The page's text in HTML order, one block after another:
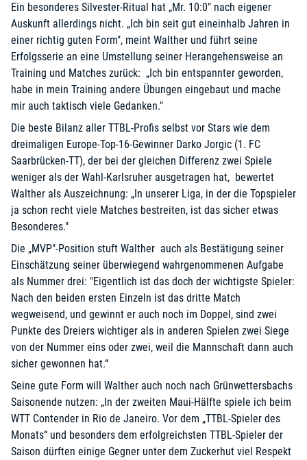
Ein besonderes Silvester-Ritual hat „Mr. 10:0" nach eigener
Auskunft allerdings nicht. „Ich bin seit gut eineinhalb Jahren in
einer richtig guten Form", meint Walther und führt seine
Erfolgsserie an eine Umstellung seiner Herangehensweise an
Training und Matches zurück: „Ich bin entspannter geworden,
habe in mein Training andere Übungen eingebaut und mache
mir auch taktisch viele Gedanken."
Die beste Bilanz aller TTBL-Profis selbst vor Stars wie dem
dreimaligen Europe-Top-16-Gewinner Darko Jorgic (1. FC
Saarbrücken-TT), der bei der gleichen Differenz zwei Spiele
weniger als der Wahl-Karlsruher ausgetragen hat, bewertet
Walther als Auszeichnung: „In unserer Liga, in der die Topspieler
ja schon recht viele Matches bestreiten, ist das sicher etwas
Besonderes."
Die „MVP"-Position stuft Walther auch als Bestätigung seiner
Einschätzung seiner überwiegend wahrgenommenen Aufgabe
als Nummer drei: "Eigentlich ist das doch der wichtigste Spieler:
Nach den beiden ersten Einzeln ist das dritte Match
wegweisend, und gewinnt er auch noch im Doppel, sind zwei
Punkte des Dreiers wichtiger als in anderen Spielen zwei Siege
von der Nummer eins oder zwei, weil die Mannschaft dann auch
sicher gewonnen hat.“
Seine gute Form will Walther auch noch nach Grünwettersbachs
Saisonende nutzen: „In der zweiten Maui-Hälfte spiele ich beim
WTT Contender in Rio de Janeiro. Vor dem „TTBL-Spieler des
Monats“ und besonders dem erfolgreichsten TTBL-Spieler der
Saison dürften einige Gegner unter dem Zuckerhut viel Respekt